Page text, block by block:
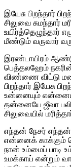
இயேசு பிறந்தார்
சிலுவை சுமந்தார்
உயிர்த்தெழுந்தார்
மீண்டும் வருவார்
இரண்டாயிரம்
பெத்தலஹேம்
விண்ணை விட்டு
பிறந்தார் இயேசு
உன்னையும்
தன்னையே ஜீவா
சிலுவையில்
எந்தன் நேசர் எந்தன்
என்னைக் காக்கும்
நான் உம்மைப் பாடி
உமக்காய் என்றும்